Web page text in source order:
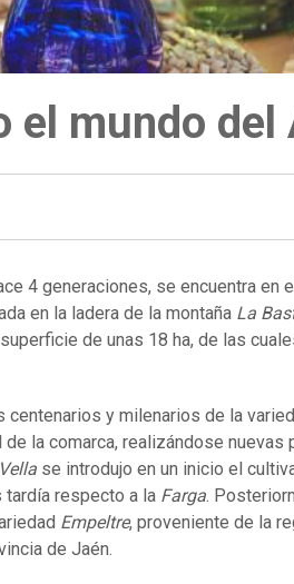
mundo del
4 generaciones, se encuentra en
en la ladera de la montaña La
de unas 18 ha, de las
y milenarios de la
la comarca, realizándose nuevas
se introdujo en un inicio el
tardía respecto a la Farga.
Empeltre, proveniente de la
de Jaén.